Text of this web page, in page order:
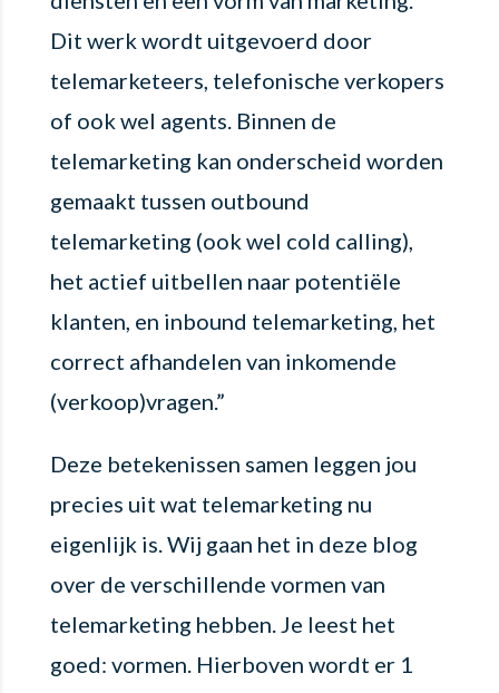
Dit werk wordt uitgevoerd door
telemarketeers, telefonische verkopers
of ook wel agents. Binnen de
telemarketing kan onderscheid worden
gemaakt tussen outbound
telemarketing (ook wel cold calling),
het actief uitbellen naar potentiële
klanten, en inbound telemarketing, het
correct afhandelen van inkomende
(verkoop)vragen.”
Deze betekenissen samen leggen jou
precies uit wat telemarketing nu
eigenlijk is. Wij gaan het in deze blog
over de verschillende vormen van
telemarketing hebben. Je leest het
goed: vormen. Hierboven wordt er 1